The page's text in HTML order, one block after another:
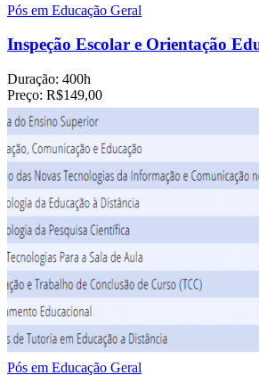
Pós em Educação Geral
Inspeção Escolar e Orientação
Duração: 400h
Preço: R$149,00
Pós em Educação Geral